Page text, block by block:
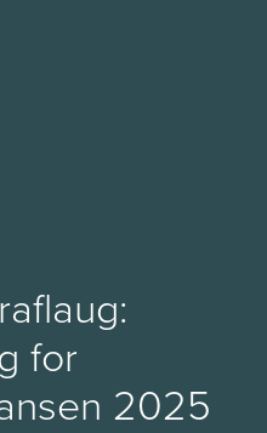
for
2025